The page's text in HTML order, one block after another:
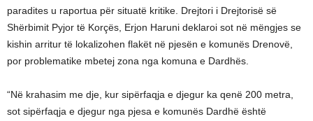
paradites u raportua për situatë kritike. Drejtori i Drejtorisë së
Shërbimit Pyjor të Korçës, Erjon Haruni deklaroi sot në mëngjes se
kishin arritur të lokalizohen flakët në pjesën e komunës Drenovë,
por problematike mbetej zona nga komuna e Dardhës.
“Në krahasim me dje, kur sipërfaqja e djegur ka qenë 200 metra,
sot sipërfaqja e djegur nga pjesa e komunës Dardhë është